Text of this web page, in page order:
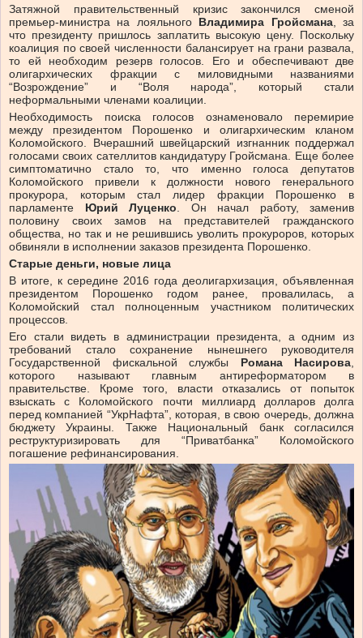
Затяжной правительственный кризис закончился сменой
премьер-министра на лояльного Владимира Гройсмана, за
что президенту пришлось заплатить высокую цену. Поскольку
коалиция по своей численности балансирует на грани развала,
то ей необходим резерв голосов. Его и обеспечивают две
олигархических фракции с миловидными названиями
“Возрождение” и “Воля народа”, который стали
неформальными членами коалиции.
Необходимость поиска голосов ознаменовало перемирие
между президентом Порошенко и олигархическим кланом
Коломойского. Вчерашний швейцарский изгнанник поддержал
голосами своих сателлитов кандидатуру Гройсмана. Еще более
симптоматично стало то, что именно голоса депутатов
Коломойского привели к должности нового генерального
прокурора, которым стал лидер фракции Порошенко в
парламенте Юрий Луценко. Он начал работу, заменив
половину своих замов на представителей гражданского
общества, но так и не решившись уволить прокуроров, которых
обвиняли в исполнении заказов президента Порошенко.
Старые деньги, новые лица
В итоге, к середине 2016 года деолигархизация, объявленная
президентом Порошенко годом ранее, провалилась, а
Коломойский стал полноценным участником политических
процессов.
Его стали видеть в администрации президента, а одним из
требований стало сохранение нынешнего руководителя
Государственной фискальной службы Романа Насирова,
которого называют главным антиреформатором в
правительстве. Кроме того, власти отказались от попыток
взыскать с Коломойского почти миллиард долларов долга
перед компанией “УкрНафта”, которая, в свою очередь, должна
бюджету Украины. Также Национальный банк согласился
реструктуризировать для “Приватбанка” Коломойского
погашение рефинансирования.